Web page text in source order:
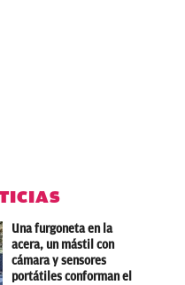
Una furgoneta en la
acera, un mástil con
cámara y sensores
portátiles conforman el